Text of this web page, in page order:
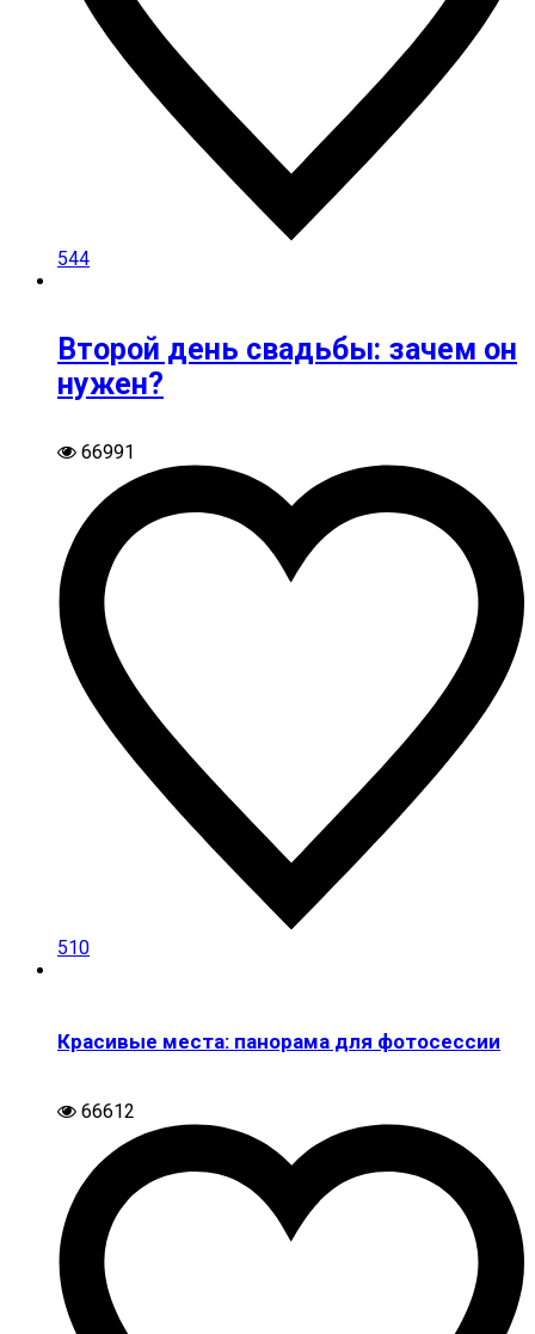
544
Второй день свадьбы: зачем он
нужен?
66991
510
Красивые места: панорама для фотосессии
66612